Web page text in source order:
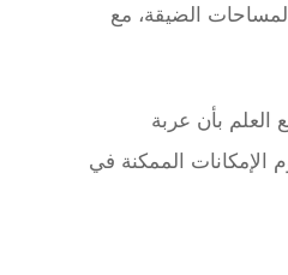
الضيقة، مع
بأن عربة
الإمكانات الممكنة في